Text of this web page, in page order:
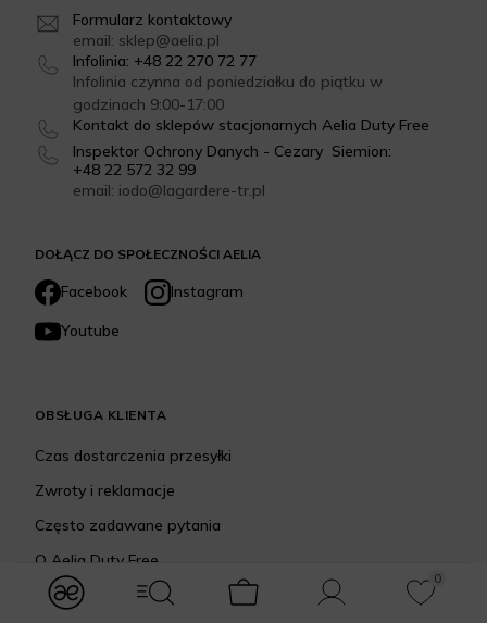
modules.Navbar.menuLabels.logo
modules.Navbar.menuLabels.menuWithSearch
Koszyk Konto
0
Ulubione
DOŁĄCZ DO SPOŁECZNOŚCI AELIA
Facebook
Instagram
Youtube
Formularz kontaktowy
email: sklep@aelia.pl
Infolinia: +48 22 270 72 77
Infolinia czynna od poniedziałku do piątku w
godzinach 9:00-17:00
Kontakt do sklepów stacjonarnych Aelia Duty Free
Inspektor Ochrony Danych - Cezary Siemion:
+48 22 572 32 99
email: iodo@lagardere-tr.pl
OBSŁUGA KLIENTA
Czas dostarczenia przesyłki
Zwroty i reklamacje
Często zadawane pytania
O Aelia Duty Free
Kontakt i dane firmy